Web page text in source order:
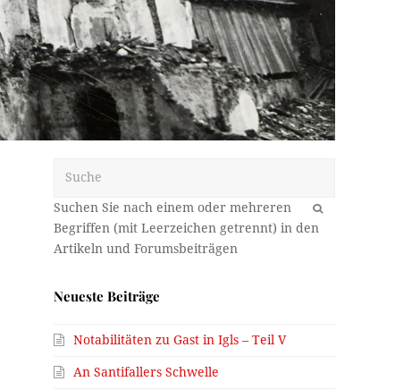
OK
Neueste Beiträge
Notabilitäten zu Gast in Igls – Teil V
An Santifallers Schwelle